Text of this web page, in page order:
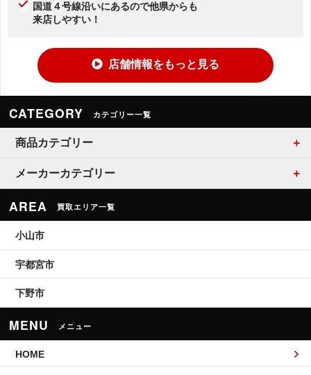
国道４号線沿いにあるので他県からも
来店しやすい！
店舗情報をもっと見る
CATEGORY カテゴリー一覧
商品カテゴリー
メーカーカテゴリー
AREA 買取エリア一覧
小山市
宇都宮市
下野市
MENU メニュー
HOME